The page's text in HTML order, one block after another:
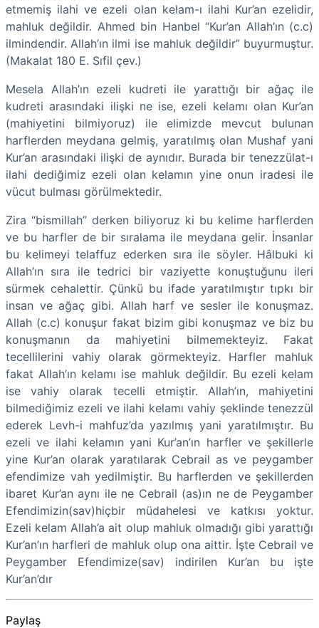
etmemiş ilahi ve ezeli olan kelam-ı ilahi Kur’an ezelidir,
mahluk değildir. Ahmed bin Hanbel “Kur’an Allah’ın (c.c)
ilmindendir. Allah’ın ilmi ise mahluk değildir” buyurmuştur.
(Makalat 180 E. Sıfil çev.)
Mesela Allah’ın ezeli kudreti ile yarattığı bir ağaç ile
kudreti arasındaki ilişki ne ise, ezeli kelamı olan Kur’an
(mahiyetini bilmiyoruz) ile elimizde mevcut bulunan
harflerden meydana gelmiş, yaratılmış olan Mushaf yani
Kur’an arasındaki ilişki de aynıdır. Burada bir tenezzülat-ı
ilahi dediğimiz ezeli olan kelamın yine onun iradesi ile
vücut bulması görülmektedir.
Zira “bismillah” derken biliyoruz ki bu kelime harflerden
ve bu harfler de bir sıralama ile meydana gelir. İnsanlar
bu kelimeyi telaffuz ederken sıra ile söyler. Hâlbuki ki
Allah’ın sıra ile tedrici bir vaziyette konuştuğunu ileri
sürmek cehalettir. Çünkü bu ifade yaratılmıştır tıpkı bir
insan ve ağaç gibi. Allah harf ve sesler ile konuşmaz.
Allah (c.c) konuşur fakat bizim gibi konuşmaz ve biz bu
konuşmanın da mahiyetini bilmemekteyiz. Fakat
tecellilerini vahiy olarak görmekteyiz. Harfler mahluk
fakat Allah’ın kelamı ise mahluk değildir. Bu ezeli kelam
ise vahiy olarak tecelli etmiştir. Allah’ın, mahiyetini
bilmediğimiz ezeli ve ilahi kelamı vahiy şeklinde tenezzül
ederek Levh-i mahfuz’da yazılmış yani yaratılmıştır. Bu
ezeli ve ilahi kelamın yani Kur’an’ın harfler ve şekillerle
yine Kur’an olarak yaratılarak Cebrail as ve peygamber
efendimize vah yedilmiştir. Bu harflerden ve şekillerden
ibaret Kur’an aynı ile ne Cebrail (as)ın ne de Peygamber
Efendimizin(sav)hiçbir müdahelesi ve katkısı yoktur.
Ezeli kelam Allah’a ait olup mahluk olmadığı gibi yarattığı
Kur’an’ın harfleri de mahluk olup ona aittir. İşte Cebrail ve
Peygamber Efendimize(sav) indirilen Kur’an bu işte
Kur’an’dır
Paylaş